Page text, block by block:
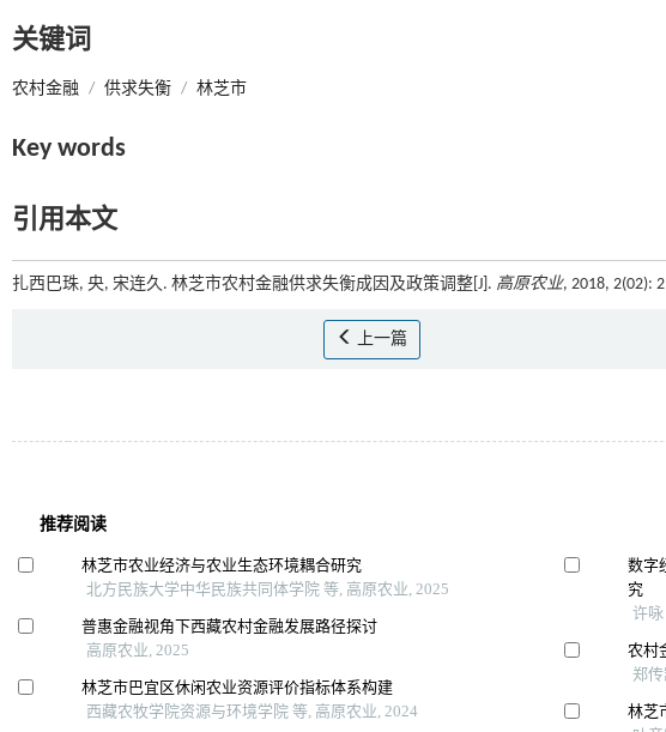
关键词
农村金融 / 供求失衡 / 林芝市
Key words
引用本文
扎西巴珠, 央, 宋连久. 林芝市农村金融供求失衡成因及政策调整[J]. 高原农业, 2018, 2(02):
上一篇